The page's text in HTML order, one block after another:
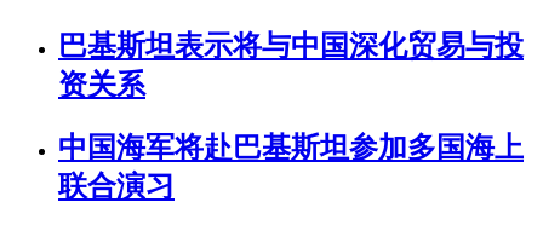
巴基斯坦表示将与中国深化贸易与投
资关系
中国海军将赴巴基斯坦参加多国海上
联合演习